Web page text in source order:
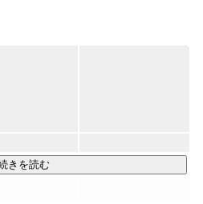
ィング活動の業務効率を大きく改
きを読む